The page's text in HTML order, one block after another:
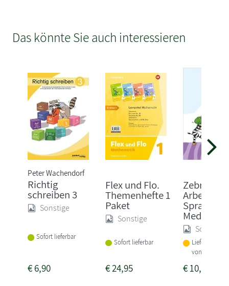
Das könnte Sie auch interessieren
Peter Wachendorf
Richtig
schreiben 3
Sonstige
Sofort lieferbar
€6,90
Flex und Flo.
Themenhefte 1
Paket
Sonstige
Sofort lieferbar
€24,95
Zebra 4.
Sprache
Medien
Sonstige
Lieferbar
von 1-2
€10,75